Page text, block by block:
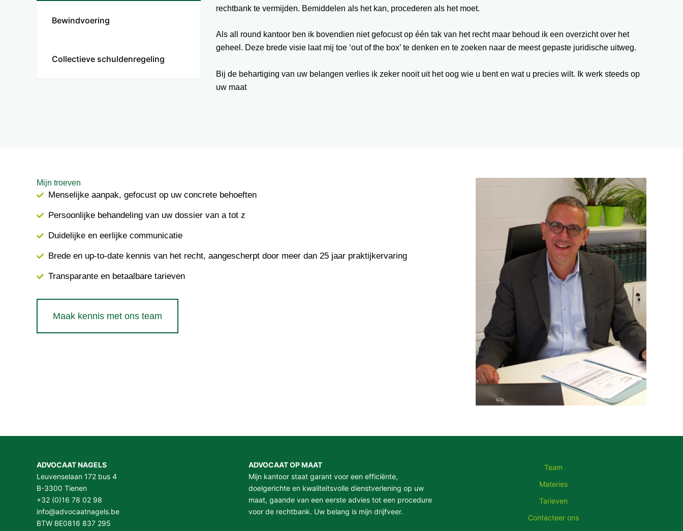
Bewindvoering
Collectieve schuldenregeling
rechtbank te vermijden. Bemiddelen als het kan, procederen als het moet.
Als all round kantoor ben ik bovendien niet gefocust op één tak van het recht maar behoud ik een overzicht over het
geheel. Deze brede visie laat mij toe ‘out of the box’ te denken en te zoeken naar de meest gepaste juridische uitweg.
Bij de behartiging van uw belangen verlies ik zeker nooit uit het oog wie u bent en wat u precies wilt. Ik werk steeds op
uw maat
Mijn troeven
Menselijke aanpak, gefocust op uw concrete behoeften
Persoonlijke behandeling van uw dossier van a tot z
Duidelijke en eerlijke communicatie
Brede en up-to-date kennis van het recht, aangescherpt door meer dan 25 jaar praktijkervaring
Transparante en betaalbare tarieven
Maak kennis met ons team
ADVOCAAT NAGELS
Leuvenselaan 172 bus 4
B-3300 Tienen
+32 (0)16 78 02 98
info@advocaatnagels.be
BTW BE0816 837 295
ADVOCAAT OP MAAT
Mijn kantoor staat garant voor een efficiënte,
doelgerichte en kwaliteitsvolle dienstverlening op uw
maat, gaande van een eerste advies tot een procedure
voor de rechtbank. Uw belang is mijn drijfveer.
Team
Materies
Tarieven
Contacteer ons